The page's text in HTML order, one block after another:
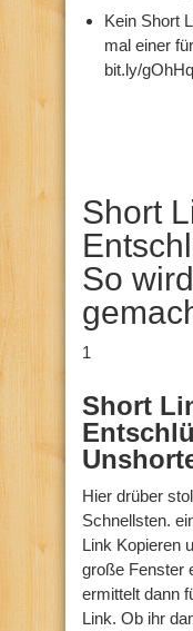
Kein Short
mal einer
bit.ly/
Short
So
1
Short
Hier drüber
Schnellsten.
Link Kopieren
große Fenster
ermittelt dann
Link. Ob ihr